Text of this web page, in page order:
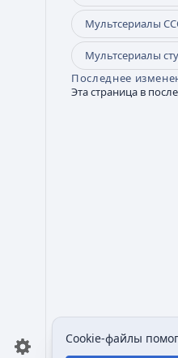
Мультсериалы
Мультсериалы
Последнее
Эта страница в
Cookie-файлы